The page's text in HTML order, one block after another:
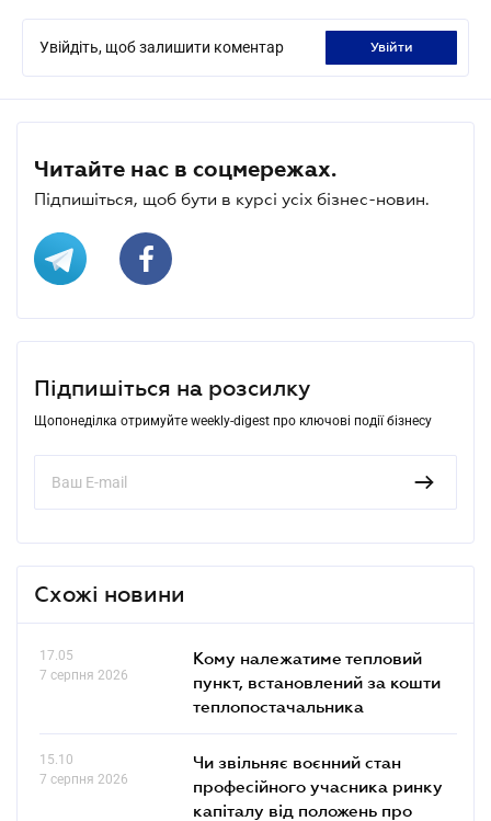
Увійдіть, щоб залишити коментар увійти
Читайте нас в соцмережах.
Підпишіться, щоб бути в курсі усіх бізнес-новин.
Підпишіться на розсилку
Щопонеділка отримуйте weekly-digest про ключові події бізнесу
Схожі новини
17.05
7 серпня 2026
Кому належатиме тепловий
пункт, встановлений за кошти
теплопостачальника
15.10
7 серпня 2026
Чи звільняє воєнний стан
професійного учасника ринку
капіталу від положень про